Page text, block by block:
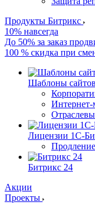
Продукты Битрикс
10% навсегда
До 50% за заказ
100 % скидка при
Шаблоны
Лицензии 1С-
Битрикс 24
Акции
Проекты